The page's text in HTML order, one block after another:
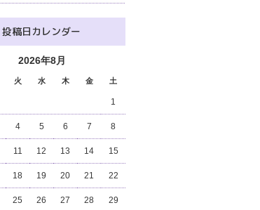
投稿日カレンダー
2026年8月
火 水 木 金 土
1
4 5 6 7 8
11 12 13 14 15
18 19 20 21 22
25 26 27 28 29